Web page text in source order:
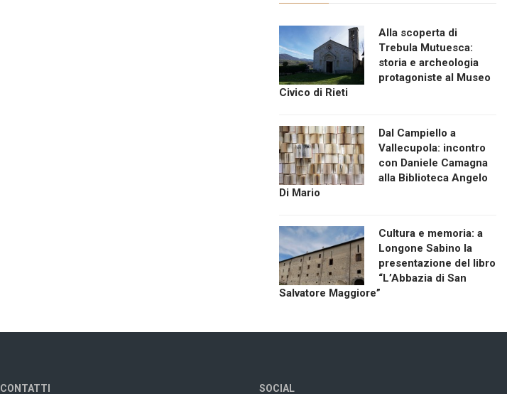
Alla scoperta di
Trebula Mutuesca:
storia e archeologia
protagoniste al Museo
Civico di Rieti
Dal Campiello a
Vallecupola: incontro
con Daniele Camagna
alla Biblioteca Angelo
Di Mario
Cultura e memoria: a
Longone Sabino la
presentazione del libro
“L’Abbazia di San
Salvatore Maggiore”
CONTATTI SOCIAL